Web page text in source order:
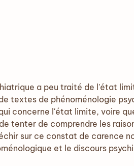
a peu traité de l'état
textes de phénoménologie
concerne l'état limite, voire
tenter de comprendre les
sur ce constat de carence
et le discours